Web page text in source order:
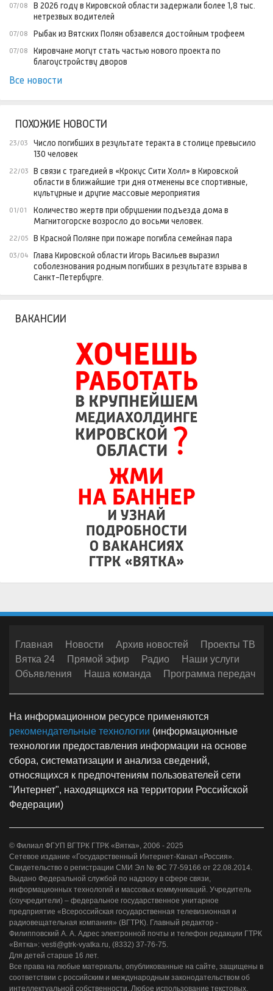
07/08
В 2026 году в Кировской области задержали более 1,8 тыс.
нетрезвых водителей
07/08 Рыбак из Вятских Полян обзавелся достойным трофеем
07/08
Кировчане могут стать частью нового проекта по
благоустройству дворов
Все новости
ПОХОЖИЕ НОВОСТИ
23/03
Число погибших в результате теракта в столице превысило
130 человек
22/03
В связи с трагедией в «Крокус Сити Холл» в Кировской
области в ближайшие три дня отменены все спортивные,
культурные и другие массовые мероприятия
01/01
Количество жертв при обрушении подъезда дома в
Магнитогорске возросло до восьми человек.
22/05 В Красной Поляне при пожаре погибла семейная пара
03/04
Глава Кировской области Игорь Васильев выразил
соболезнования родным погибших в результате взрыва в
Санкт-Петербурге.
ВАКАНСИИ
Главная Новости Архив новостей
Проекты ТВ
Вятка 24
Прямой эфир Радио
Наши услуги
Объявления
Наша команда Программа передач
На информационном ресурсе применяются
рекомендательные технологии (информационные
технологии предоставления информации на основе
сбора, систематизации и анализа сведений,
относящихся к предпочтениям пользователей сети
"Интернет", находящихся на территории Российской
Федерации)
© Филиал ФГУП ВГТРК ГТРК «Вятка», 2006 - 2025
Сетевое издание «Государственный Интернет-Канал «Россия».
Свидетельство о регистрации СМИ Эл № ФС 77-59166 от 22.08.2014.
Выдано Федеральной службой по надзору в сфере связи,
информационных технологий и массовых коммуникаций. Учредитель
(соучредители) – федеральное государственное унитарное
предприятие «Всероссийская государственная телевизионная и
радиовещательная компания» (ВГТРК). Главный редактор -
Филипповский А. А. Адрес электронной почты и телефон редакции ГТРК
«Вятка»: vesti@gtrk-vyatka.ru, (8332) 37-76-75.
Для детей старше 16 лет.
Все права на любые материалы, опубликованные на сайте, защищены в
соответствии с российским и международным законодательством об
интеллектуальной собственности. Любое использование текстовых,